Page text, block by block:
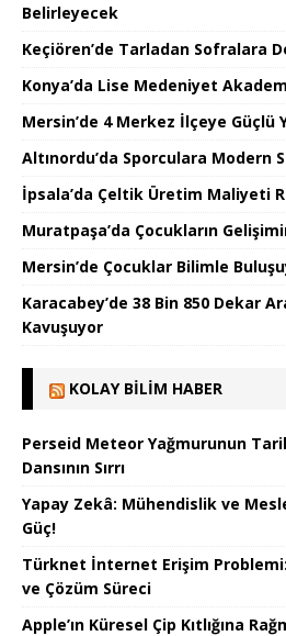
Belirleyecek
Keçiören’de Tarladan Sofralara
Konya’da Lise Medeniyet
Mersin’de 4 Merkez İlçeye Güçlü
Altınordu’da Sporculara Modern
İpsala’da Çeltik Üretim Maliyeti
Muratpaşa’da Çocukların
Mersin’de Çocuklar Bilimle
Karacabey’de 38 Bin 850 Dekar
Kavuşuyor
KOLAY BILIM HABER
Perseid Meteor Yağmurunun
Dansının Sırrı
Yapay Zekâ: Mühendislik ve
Güç!
Türknet İnternet Erişim
ve Çözüm Süreci
Apple’ın Küresel Çip Kıtlığına